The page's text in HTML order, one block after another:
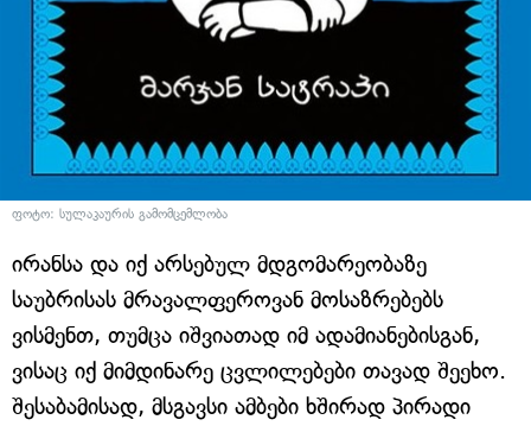
ფოტო: სულაკაურის გამომცემლობა
ირანსა და იქ არსებულ მდგომარეობაზე
საუბრისას მრავალფეროვან მოსაზრებებს
ვისმენთ, თუმცა იშვიათად იმ ადამიანებისგან,
ვისაც იქ მიმდინარე ცვლილებები თავად შეეხო.
შესაბამისად, მსგავსი ამბები ხშირად პირადი